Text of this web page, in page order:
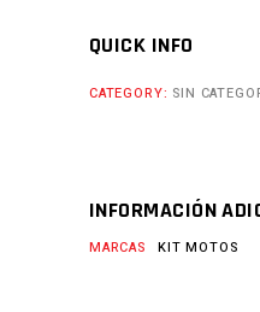
QUICK INFO
CATEGORY: SIN
INFORMACIÓN
MARCAS KIT MOTOS